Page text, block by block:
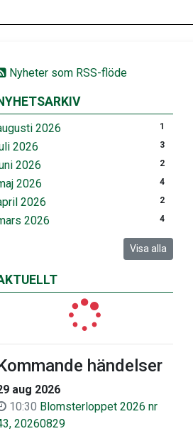
Nyheter som RSS-flöde
2026 1
2026 3
2026 2
2026 4
2026 2
2026 4
Visa alla
händelser
aug 2026
10:30 Blomsterloppet 2026 nr
20260829